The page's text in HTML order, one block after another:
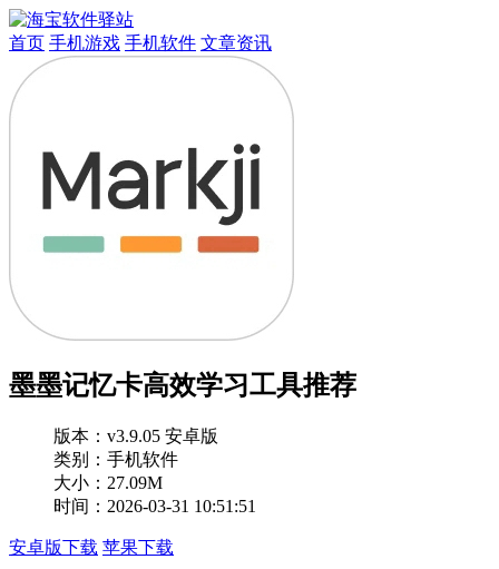
首页 手机游戏 手机软件 文章资讯
墨墨记忆卡高效学习工具推荐
版本： v3.9.05 安卓版
类别：手机软件
大小：27.09M
时间：2026-03-31 10:51:51
安卓版下载 苹果下载